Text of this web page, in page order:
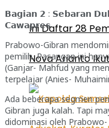
Ini Daftar 28
Nova Arianto
𝗕𝗮𝗴𝗶𝗮𝗻 𝟮 : 𝗦𝗲𝗯𝗮𝗿𝗮𝗻
𝗖𝗮𝘄𝗮𝗽𝗿𝗲𝘀
Prabowo-Gibran
pemilih. Pasangan ini
(Ganjar- Mahfud yang
terpelajar (Anies-
Ada beberapa segmen
Gibran juga kalah. Tapi
didominasi oleh Prabowo-